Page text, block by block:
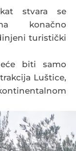
stvara se
konačno
turistički
biti samo
Luštice,